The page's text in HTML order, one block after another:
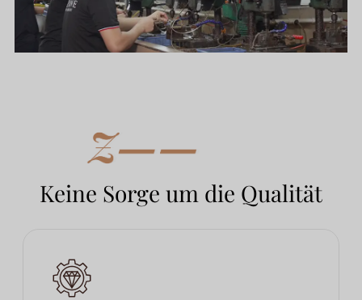
Keine Sorge um die Qualität